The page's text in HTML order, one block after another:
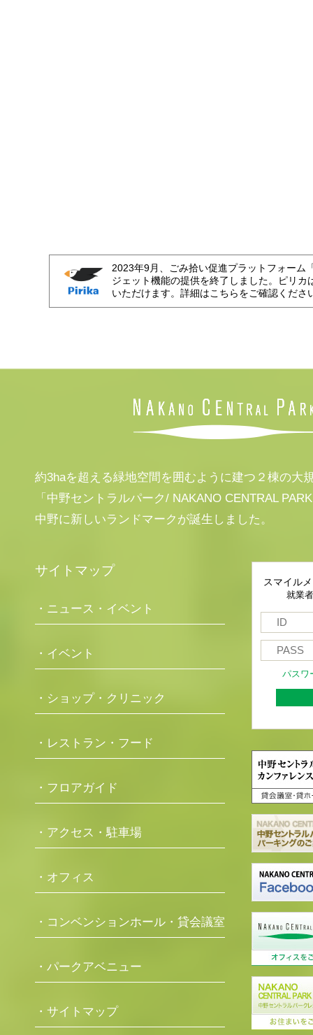
2023年9月、ごみ拾い促進プラットフォーム
ジェット機能の提供を終了しました。ピリカ
いただけます。詳細はこちらをご確認くださ
約3haを超える緑地空間を囲むように建つ２棟の大
「中野セントラルパーク/ NAKANO CENTRAL
中野に新しいランドマークが誕生しました。
サイトマップ
・ニュース・イベント
・イベント
・ショップ・クリニック
・レストラン・フード
・フロアガイド
・アクセス・駐車場
・オフィス
・コンベンションホール・貸会議室
・パークアベニュー
・サイトマップ
スマイル
就業
パスワ